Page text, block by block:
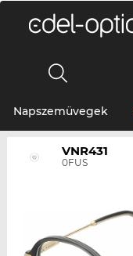
Napszemüvegek
VNR431
0FUS